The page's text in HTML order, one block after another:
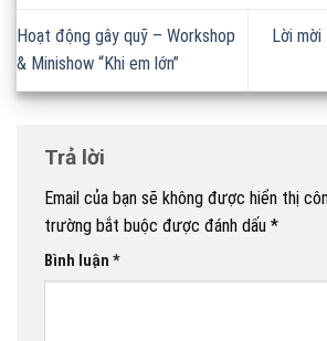
Hoạt động gây quỹ – Workshop
& Minishow “Khi em lớn”
Lời
Trả lời
Email của bạn sẽ không được hiển thị
trường bắt buộc được đánh dấu *
Bình luận *